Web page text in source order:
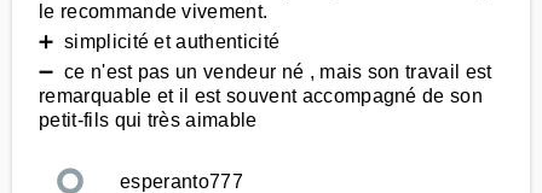
le recommande vivement.
➕ simplicité et authenticité
➖ ce n'est pas un vendeur né , mais son travail est
remarquable et il est souvent accompagné de son
petit-fils qui très aimable
esperanto777